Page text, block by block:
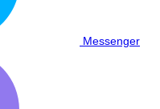
Messenger